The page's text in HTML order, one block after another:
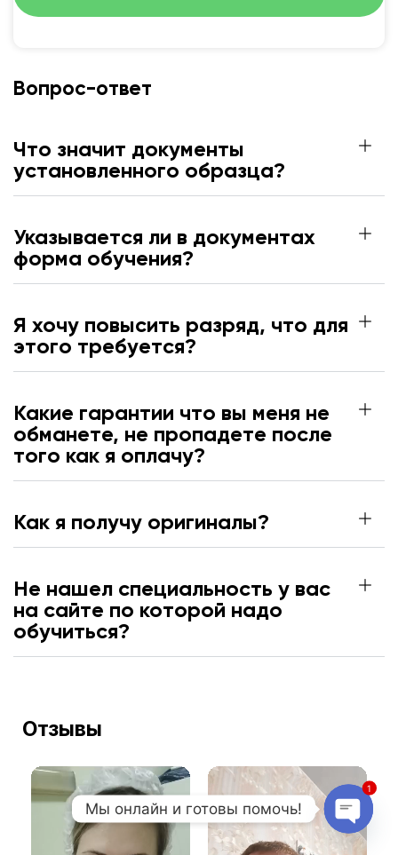
Вопрос-ответ
Что значит документы
установленного образца?
Указывается ли в документах
форма обучения?
Я хочу повысить разряд, что для
этого требуется?
Какие гарантии что вы меня не
обманете, не пропадете после
того как я оплачу?
Как я получу оригиналы?
Не нашел специальность у вас
на сайте по которой надо
обучиться?
Отзывы
Мы онлайн и готовы помочь!
Open
1